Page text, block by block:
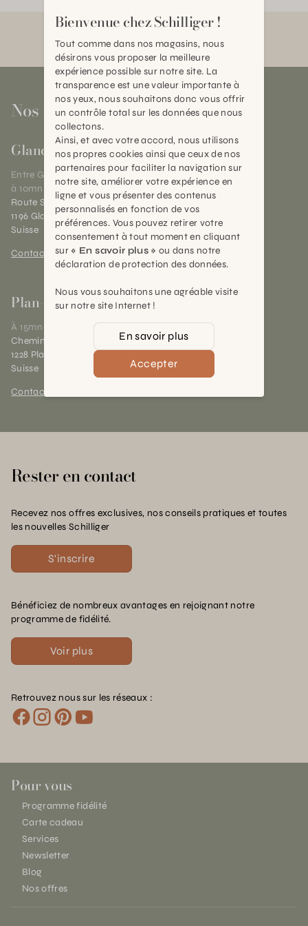
Nos magasins
Gland
Entre Genève et Lausanne,
à 10mn de Nyon
Route Suisse 40
1196 Gland (VD)
Suisse
Contact et horaires
Plan-les-Ouates
À 15mn du centre de Genève
Chemin des Charrotons 25
1228 Plan-les-Ouates (GE)
Suisse
Contact et horaires
Rester en contact
Recevez nos offres exclusives, nos conseils pratiques et toutes
les nouvelles Schilliger
S'inscrire
Bénéficiez de nombreux avantages en rejoignant notre
programme de fidélité.
Voir plus
Retrouvez nous sur les réseaux :
Pour vous
Programme fidélité
Carte cadeau
Services
Newsletter
Blog
Nos offres
Bienvenue chez Schilliger !
Tout comme dans nos magasins, nous
désirons vous proposer la meilleure
expérience possible sur notre site. La
transparence est une valeur importante à
nos yeux, nous souhaitons donc vous offrir
un contrôle total sur les données que nous
collectons.
Ainsi, et avec votre accord, nous utilisons
nos propres cookies ainsi que ceux de nos
partenaires pour faciliter la navigation sur
notre site, améliorer votre expérience en
ligne et vous présenter des contenus
personnalisés en fonction de vos
préférences. Vous pouvez retirer votre
consentement à tout moment en cliquant
sur « En savoir plus » ou dans notre
déclaration de protection des données.
Nous vous souhaitons une agréable visite
sur notre site Internet !
En savoir plus
Accepter